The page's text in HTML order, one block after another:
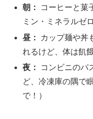
朝：
コーヒーと菓
ミン・ミネラルゼ
昼：
カップ麺や丼
れるけど、体は飢
夜：
コンビニのパ
ど、冷凍庫の隅で
で！）